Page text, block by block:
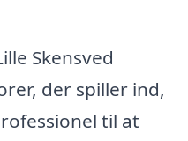
Skensved
der spiller ind,
til at